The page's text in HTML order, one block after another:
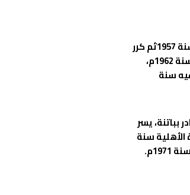
عاش في طفولته مرارة الاستعمار الذي حرق بيت أبيه تحت عينيه سنة 1957ثم كرر
ذلك سنة 1959، ثم التهجير وسجن الأب سنة 1959 لغاية الاستقلال سنة 1962م،
سنة
بباتنة، يسر
على شهادة الأهلية سنة